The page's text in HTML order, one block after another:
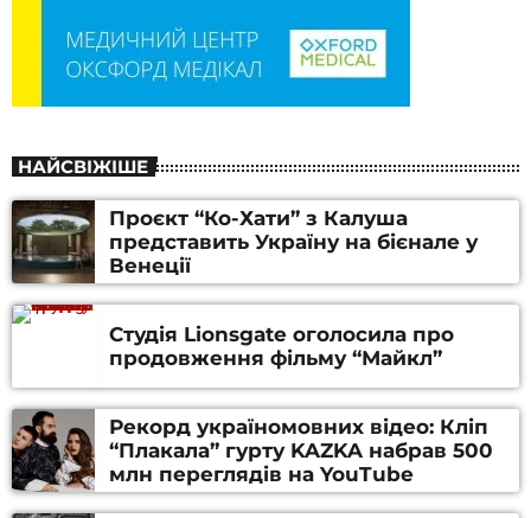
НАЙСВІЖІШЕ
Проєкт “Ко-Хати” з Калуша
представить Україну на бієнале у
Венеції
Студія Lionsgate оголосила про
продовження фільму “Майкл”
Рекорд україномовних відео: Кліп
“Плакала” гурту KAZKA набрав 500
млн переглядів на YouTube